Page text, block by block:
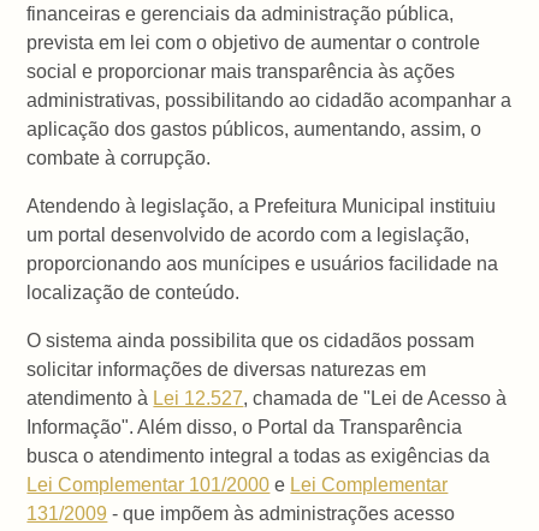
financeiras e gerenciais da administração pública,
prevista em lei com o objetivo de aumentar o controle
social e proporcionar mais transparência às ações
administrativas, possibilitando ao cidadão acompanhar a
aplicação dos gastos públicos, aumentando, assim, o
combate à corrupção.
Atendendo à legislação, a Prefeitura Municipal instituiu
um portal desenvolvido de acordo com a legislação,
proporcionando aos munícipes e usuários facilidade na
localização de conteúdo.
O sistema ainda possibilita que os cidadãos possam
solicitar informações de diversas naturezas em
atendimento à Lei 12.527, chamada de "Lei de Acesso à
Informação". Além disso, o Portal da Transparência
busca o atendimento integral a todas as exigências da
Lei Complementar 101/2000 e Lei Complementar
131/2009 - que impõem às administrações acesso